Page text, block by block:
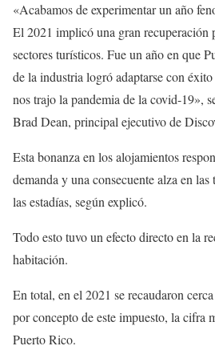
«Acabamos de experimentar un año
El 2021 implicó una gran recuperación
sectores turísticos. Fue un año en que
de la industria logró adaptarse con
nos trajo la pandemia de la covid-19»,
Brad Dean, principal ejecutivo de
Esta bonanza en los alojamientos
demanda y una consecuente alza en
las estadías, según explicó.
Todo esto tuvo un efecto directo en la
habitación.
En total, en el 2021 se recaudaron
por concepto de este impuesto, la cifra
Puerto Rico.